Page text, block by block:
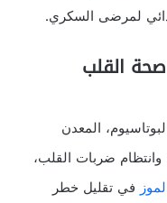
لمرضى السكري.
القلب
المعدن
ضربات القلب،
في تقليل خطر